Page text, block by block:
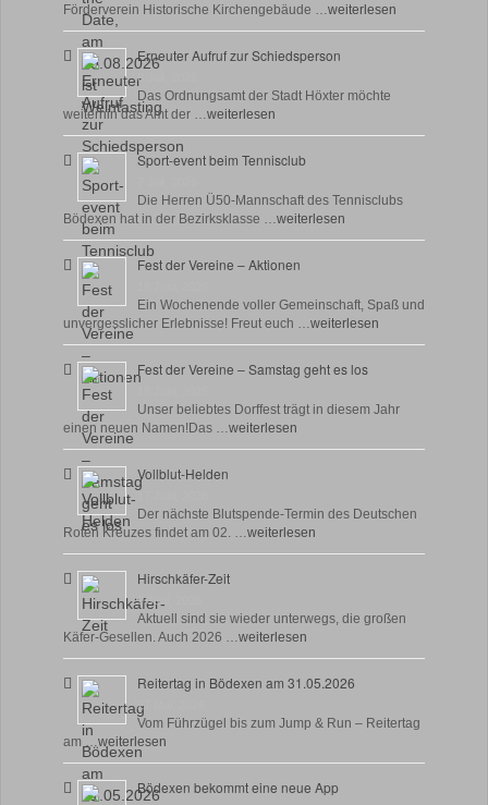
Förderverein Historische Kirchengebäude …weiterlesen
Erneuter Aufruf zur Schiedsperson
8 Juli, 2026
Das Ordnungsamt der Stadt Höxter möchte
weiterhin das Amt der …weiterlesen
Sport-event beim Tennisclub
Die Herren Ü50-Mannschaft des Tennisclubs
Bödexen hat in der Bezirksklasse …weiterlesen
Fest der Vereine – Aktionen
Ein Wochenende voller Gemeinschaft, Spaß und
unvergesslicher Erlebnisse! Freut euch …weiterlesen
Fest der Vereine – Samstag geht es los
Unser beliebtes Dorffest trägt in diesem Jahr
einen neuen Namen!Das …weiterlesen
Vollblut-Helden
Der nächste Blutspende-Termin des Deutschen
Roten Kreuzes findet am 02. …weiterlesen
Hirschkäfer-Zeit
9 Juni, 2026
Aktuell sind sie wieder unterwegs, die großen
Käfer-Gesellen. Auch 2026 …weiterlesen
Reitertag in Bödexen am 31.05.2026
27 Mai, 2026
Vom Führzügel bis zum Jump & Run – Reitertag
am …weiterlesen
Bödexen bekommt eine neue App